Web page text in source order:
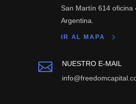
San Martín 614 oficina
Argentina.
IR AL MAPA

NUESTRO E-MAIL